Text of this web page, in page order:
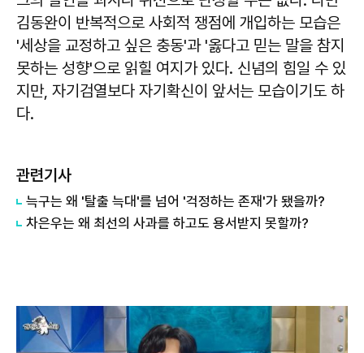
김동완이 반복적으로 사회적 쟁점에 개입하는 모습은
'세상을 교정하고 싶은 충동'과 '옳다고 믿는 말을 참지
못하는 성향'으로 읽힐 여지가 있다. 신념의 힘일 수 있
지만, 자기검열보다 자기확신이 앞서는 모습이기도 하
다.
관련기사
늑구는 왜 '탈출 늑대'를 넘어 '걱정하는 존재'가 됐을까?
차은우는 왜 최선의 사과를 하고도 용서받지 못할까?